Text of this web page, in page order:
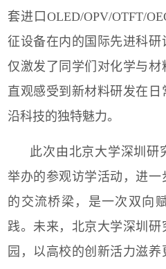
套进口 OLED/OPV/OTFT/
征设备在内的国际先进科
仅激发了同学们对化学与材
直观感受到新材料研发在
沿科技的独特魅力。
此次由北京大学深圳研
举办的参观访学活动，进一
的交流桥梁，是一次双向
践。未来，北京大学深圳
园，以高校的创新活力滋